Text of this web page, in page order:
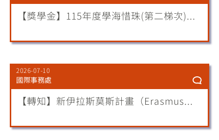
【獎學金】115年度學海惜珠(第二梯次)...
2026-07-10
國際事務處
【轉知】新伊拉斯莫斯計畫（Erasmus...